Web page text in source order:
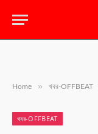
Home » খবর-OFFBEAT
খবর-OFFBEAT